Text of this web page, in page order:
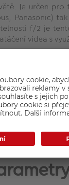
Je určen
Panasonic)
f/2 je
ní videa s
nízkou
46 mm.
a je ideální i